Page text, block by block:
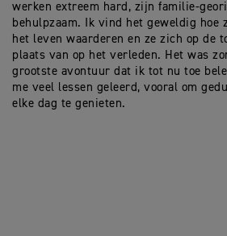
werken extreem hard, zijn familie-
behulpzaam. Ik vind het geweldig hoe
het leven waarderen en ze zich op de
plaats van op het verleden. Het was
grootste avontuur dat ik tot nu toe
me veel lessen geleerd, vooral om
elke dag te genieten.